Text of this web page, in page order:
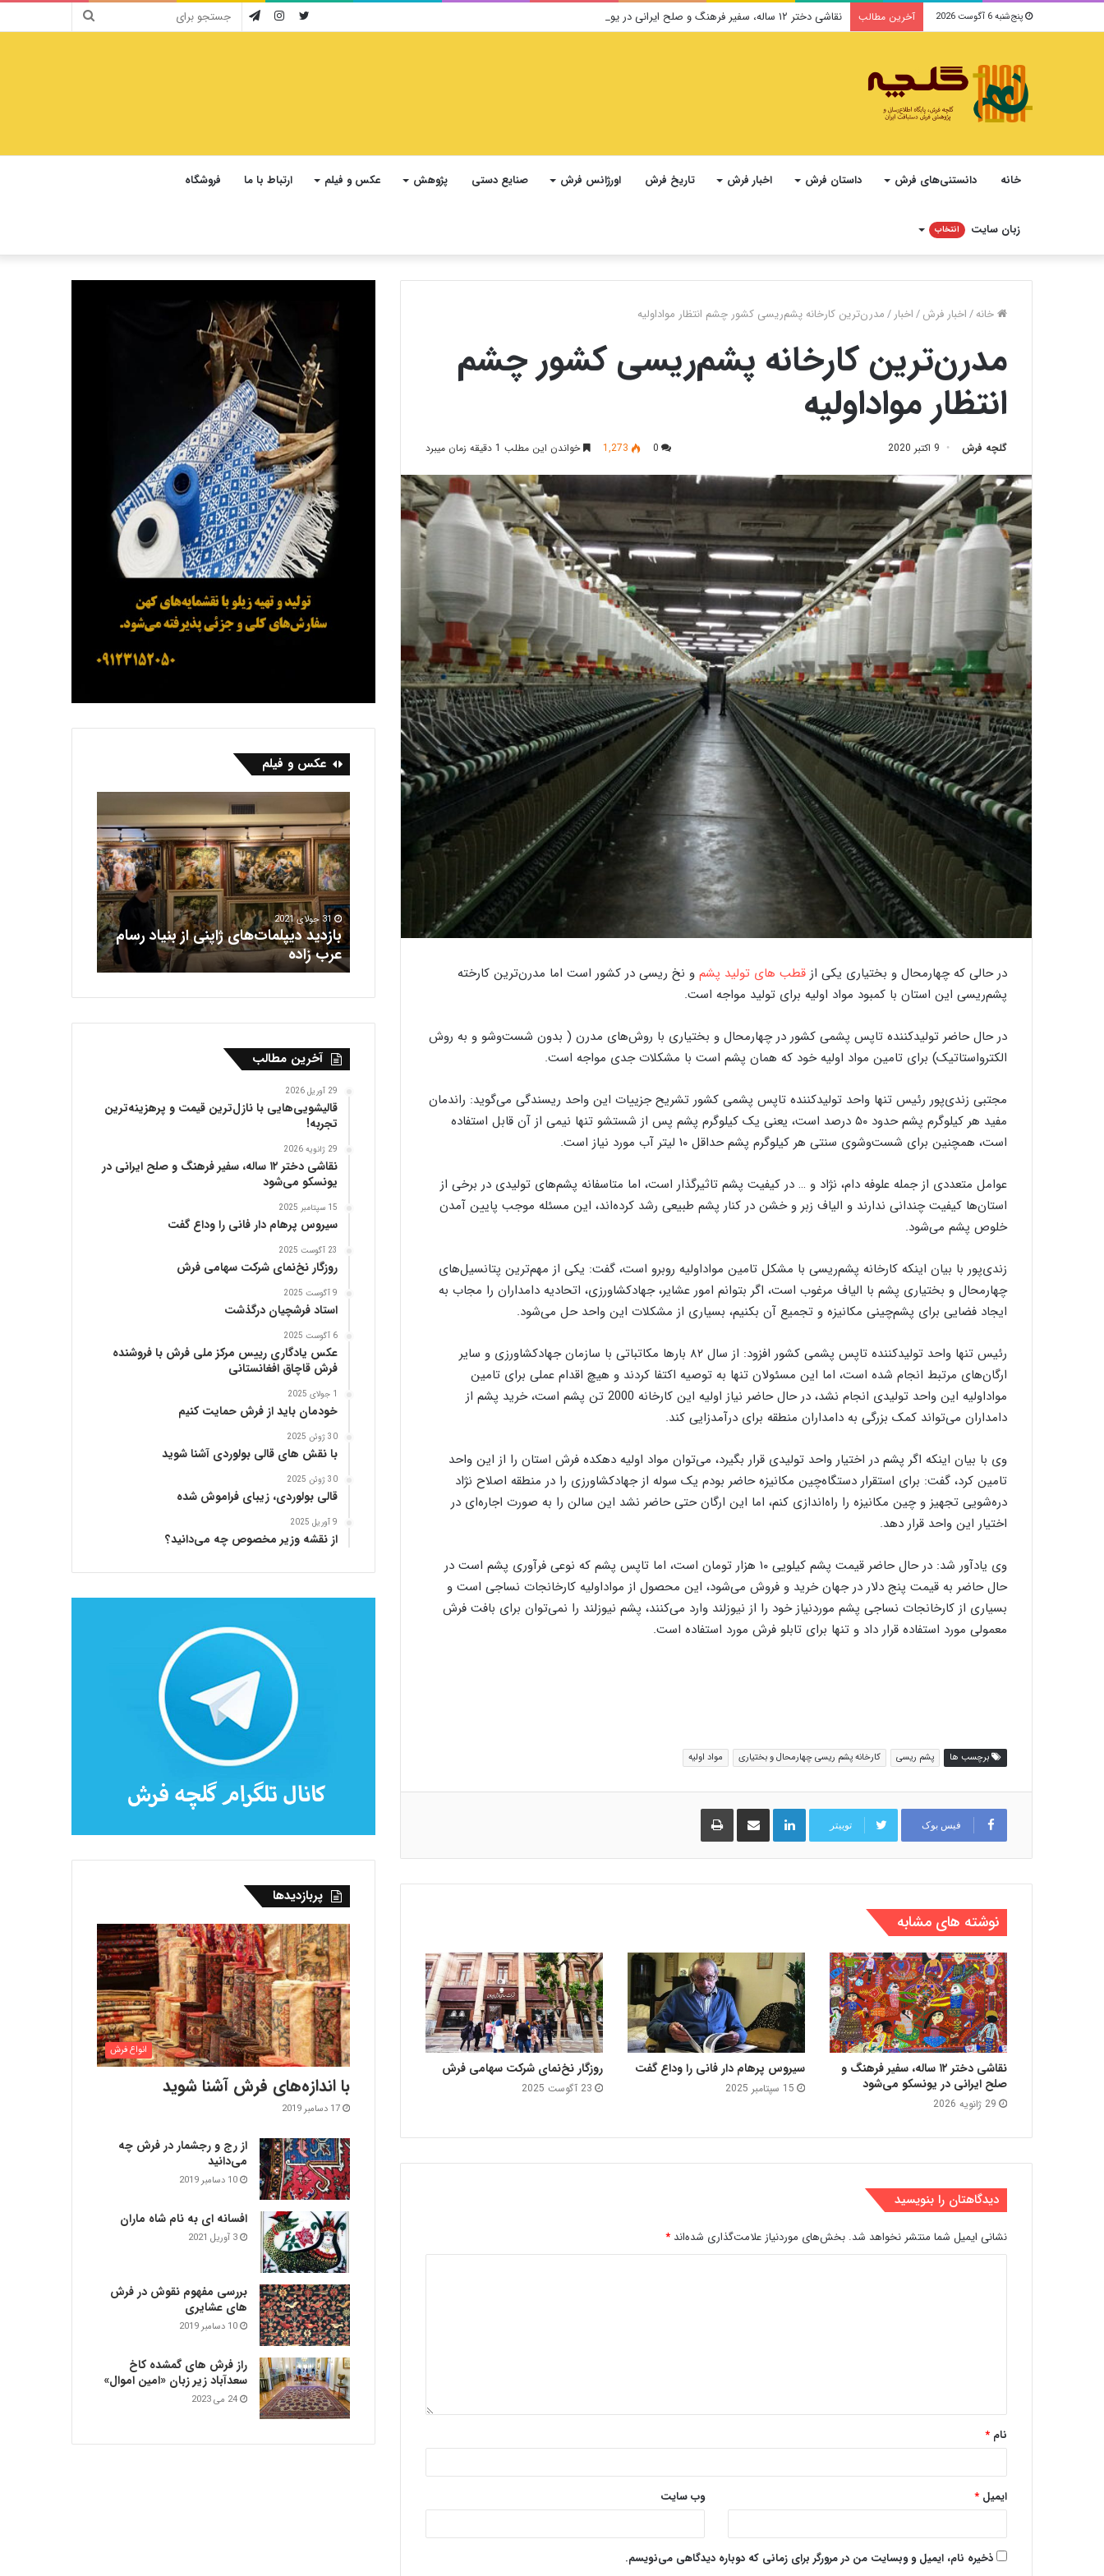
پنج‌شنبه 6 آگوست 2026 آخرین مطالب نقاشی دختر ۱۲ ساله، سفیر فرهنگ و صلح ایرانی در یونسکو می‌شود تلگرام
اینستاگرام توییتر
خانه دانستنی‌های فرش داستان فرش اخبار فرش تاریخ فرش اورژانس فرش صنایع دستی پژوهش عکس و فیلم ارتباط با ما فروشگاه
زبان سایت انتخاب
خانه/اخبار فرش/اخبار /مدرن‌ترین کارخانه پشم‌ریسی کشور چشم انتظار مواداولیه
مدرن‌ترین کارخانه پشم‌ریسی کشور چشم
انتظار مواداولیه
گلچه فرش 9 اکتبر 2020 0
1,273 خواندن این مطلب 1 دقیقه زمان میبرد
در حالی که چهارمحال و بختیاری یکی از قطب های تولید پشم و نخ ریسی در کشور است اما مدرن‌ترین کارخته
پشم‌ریسی این استان با کمبود مواد اولیه برای تولید مواجه است.
در حال حاضر تولیدکننده تاپس پشمی کشور در چهارمحال و بختیاری با روش‌های مدرن ( بدون شست‌وشو و به روش
الکترواستاتیک) برای تامین مواد اولیه خود که همان پشم است با مشکلات جدی مواجه است.
مجتبی زندی‌پور رئیس تنها واحد تولیدکننده تاپس پشمی کشور تشریح جزییات این واحد ریسندگی می‌گوید: راندمان
مفید هر کیلوگرم پشم حدود ۵۰ درصد است، یعنی یک کیلوگرم پشم پس از شستشو تنها نیمی از آن قابل استفاده
است، همچنین برای شست‌وشوی سنتی هر کیلوگرم پشم حداقل ۱۰ لیتر آب مورد نیاز است.
عوامل متعددی از جمله علوفه دام، نژاد و … در کیفیت پشم تاثیرگذار است، اما متاسفانه پشم‌های تولیدی در برخی از
استان‌ها کیفیت چندانی ندارند و الیاف زبر و خشن در کنار پشم طبیعی رشد کرده‌اند، این مسئله موجب پایین آمدن
خلوص پشم می‌شود.
زندی‌پور با بیان اینکه کارخانه پشم‌ریسی با مشکل تامین مواداولیه روبرو است، گفت: یکی از مهم‌ترین پتانسیل‌های
چهارمحال و بختیاری پشم با الیاف مرغوب است، اگر بتوانم امور عشایر، جهادکشاورزی، اتحادیه دامداران را مجاب به
ایجاد فضایی برای پشم‌چینی مکانیزه و تجمیع آن بکنیم، بسیاری از مشکلات این واحد حل می‌شود.
رئیس تنها واحد تولیدکننده تاپس پشمی کشور افزود: از سال ۸۲ بارها مکاتباتی با سازمان جهادکشاورزی و سایر
ارگان‌های مرتبط انجام شده است، اما این مسئولان تنها به توصیه اکتفا کردند و هیچ اقدام عملی برای تامین
مواداولیه این واحد تولیدی انجام نشد، در حال حاضر نیاز اولیه این کارخانه 2000 تن پشم است، خرید پشم از
دامداران می‌تواند کمک بزرگی به دامداران منطقه برای درآمدزایی کند.
وی با بیان اینکه اگر پشم در اختیار واحد تولیدی قرار بگیرد، می‌توان مواد اولیه دهکده فرش استان را از این واحد
تامین کرد، گفت: برای استقرار دستگاه‌چین مکانیزه حاضر بودم یک سوله از جهادکشاورزی را در منطقه اصلاح نژاد
دره‌شویی تجهیز و چین مکانیزه را راه‌اندازی کنم، اما این ارگان حتی حاضر نشد این سالن را به صورت اجاره‌ای در
اختیار این واحد قرار دهد.
وی یادآور شد: در حال حاضر قیمت پشم کیلویی ۱۰ هزار تومان است، اما تاپس پشم که نوعی فرآوری پشم است در
حال حاضر به قیمت پنج دلار در جهان خرید و فروش می‌شود، این محصول از مواداولیه کارخانجات نساجی است و
بسیاری از کارخانجات نساجی پشم موردنیاز خود را از نیوزلند وارد می‌کنند، پشم نیوزلند را نمی‌توان برای بافت فرش
معمولی مورد استفاده قرار داد و تنها برای تابلو فرش مورد استفاده است.
برچسب ها پشم ریسی کارخانه پشم ریسی چهارمحال و بختیاری مواد اولیه
فیس بوک توییتر
لینکدین اشتراک گذاری از طریق ایمیل
نوشته های مشابه
نقاشی دختر ۱۲ ساله، سفیر فرهنگ و
صلح ایرانی در یونسکو می‌شود
29 ژانویه 2026
سیروس پرهام دار فانی را وداع گفت
15 سپتامبر 2025
روزگار نخ‌نمای شرکت سهامی فرش
23 آگوست 2025
دیدگاهتان را بنویسید
نشانی ایمیل شما منتشر نخواهد شد. بخش‌های موردنیاز علامت‌گذاری شده‌اند *
نام *
ایمیل * وب‌ سایت
ذخیره نام، ایمیل و وبسایت من در مرورگر برای زمانی که دوباره دیدگاهی می‌نویسم.
عکس و فیلم
ذ
ر
ی
ب
ر
ا
ر
ا
ه
ا
ی
ی
ب
ف
ک
ن
20 سپتامبر 2020
خ
و
ج
ی
ف
ب
ا
ی
ص
و
ی
26 دسامبر 2023
ا
ز
د
ی
د
د
ی
پ
ل
م
ه
ی
ا
ی
ن
ا
س
م
د
31 جولای 2021
بازدید دیپلمات‌های ژاپنی از بنیاد رسام
عرب‌ زاده
آخرین مطالب
29 آوریل 2026
قالیشویی‌هایی با نازل‌ترین قیمت و پرهزینه‌ترین
تجربه!
29 ژانویه 2026
نقاشی دختر ۱۲ ساله، سفیر فرهنگ و صلح ایرانی در
یونسکو می‌شود
15 سپتامبر 2025
سیروس پرهام دار فانی را وداع گفت
23 آگوست 2025
روزگار نخ‌نمای شرکت سهامی فرش
9 آگوست 2025
استاد فرشچیان درگذشت
6 آگوست 2025
عکس یادگاری رییس مرکز ملی فرش با فروشنده
فرش قاچاق افغانستانی
1 جولای 2025
خودمان باید از فرش حمایت کنیم
30 ژوئن 2025
با نقش های قالی بولوردی آشنا شوید
30 ژوئن 2025
قالی بولوردی، زیبای فراموش شده
9 آوریل 2025
از نقشه وزیر مخصوص چه می‌دانید؟
پربازدیدها
انواع فرش
با اندازه‌‌های فرش آشنا شوید
17 دسامبر 2019
از رج و رجشمار در فرش چه
می‌دانید
10 دسامبر 2019
افسانه ای به نام شاه ماران
3 آوریل 2021
بررسی مفهوم نقوش در فرش‌
های عشایری
10 دسامبر 2019
راز فرش های گمشده کاخ
سعدآباد زیر زبان «امین اموال»
24 می 2023